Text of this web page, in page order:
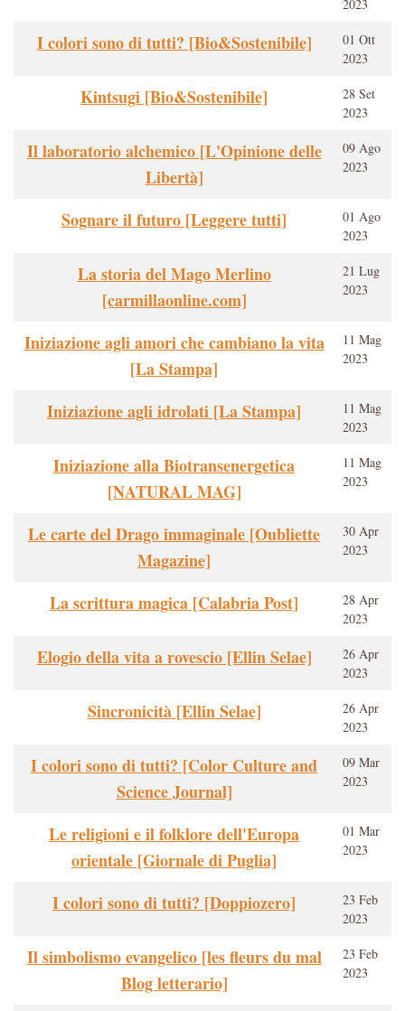
2023
I colori sono di tutti? [Bio&Sostenibile]
01 Ott
2023
Kintsugi [Bio&Sostenibile]
28 Set
2023
Il laboratorio alchemico [L'Opinione delle
Libertà]
09 Ago
2023
Sognare il futuro [Leggere tutti]
01 Ago
2023
La storia del Mago Merlino
[carmillaonline.com]
21 Lug
2023
Iniziazione agli amori che cambiano la vita
[La Stampa]
11 Mag
2023
Iniziazione agli idrolati [La Stampa]
11 Mag
2023
Iniziazione alla Biotransenergetica
[NATURAL MAG]
11 Mag
2023
Le carte del Drago immaginale [Oubliette
Magazine]
30 Apr
2023
La scrittura magica [Calabria Post]
28 Apr
2023
Elogio della vita a rovescio [Ellin Selae]
26 Apr
2023
Sincronicità [Ellin Selae]
26 Apr
2023
I colori sono di tutti? [Color Culture and
Science Journal]
09 Mar
2023
Le religioni e il folklore dell'Europa
orientale [Giornale di Puglia]
01 Mar
2023
I colori sono di tutti? [Doppiozero]
23 Feb
2023
Il simbolismo evangelico [les fleurs du mal
Blog letterario]
23 Feb
2023